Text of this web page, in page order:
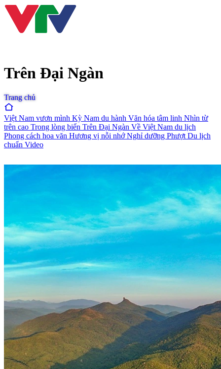
Trên Đại Ngàn
Trang chủ
Việt Nam vươn mình Kỳ Nam du hành Văn hóa tâm linh Nhìn từ
trên cao Trong lòng biển Trên Đại Ngàn Về Việt Nam du lịch
Phong cách hoa văn Hương vị nỗi nhớNghỉ dưỡng Phượt Du lịch
chuẩn Video